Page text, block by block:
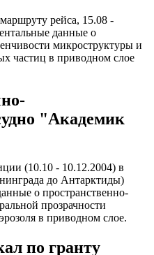
рейса, 15.08 -
данные о
микроструктуры и
частиц в приводном слое
"Академик
(10.10 - 10.12.2004) в
до Антарктиды)
о пространственно-
прозрачности
в приводном слое.
по гранту